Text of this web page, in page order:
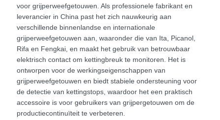
voor grijperweefgetouwen. Als professionele fabrikant en
leverancier in China past het zich nauwkeurig aan
verschillende binnenlandse en internationale
grijperweefgetouwen aan, waaronder die van Ita, Picanol,
Rifa en Fengkai, en maakt het gebruik van betrouwbaar
elektrisch contact om kettingbreuk te monitoren. Het is
ontworpen voor de werkingseigenschappen van
grijperweefgetouwen en biedt stabiele ondersteuning voor
de detectie van kettingstops, waardoor het een praktisch
accessoire is voor gebruikers van grijpergetouwen om de
productiecontinuïteit te verbeteren.